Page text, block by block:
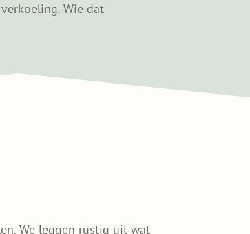
Wie dat
We leggen rustig uit wat